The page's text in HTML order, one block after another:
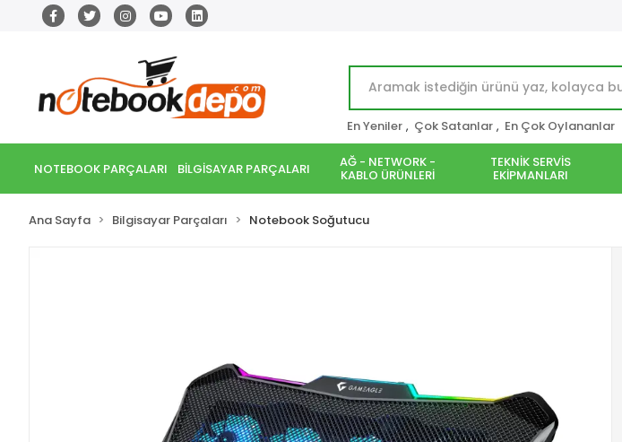
En Yeniler , Çok Satanlar , En Çok Oylananlar
NOTEBOOK PARÇALARI BİLGİSAYAR PARÇALARI AĞ - NETWORK -
KABLO ÜRÜNLERİ
TEKNİK SERVİS
EKİPMANLARI
Ana Sayfa Bilgisayar Parçaları Notebook Soğutucu